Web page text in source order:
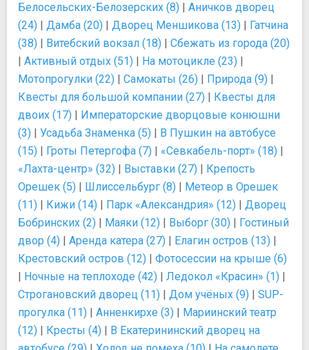
Белосельских-Белозерских (8) | Аничков дворец
(24) | Дамба (20) | Дворец Меншикова (13) | Гатчина
(38) | Витебский вокзал (18) | Сбежать из города (20)
| Активный отдых (51) | На мотоцикле (23) |
Мотопрогулки (22) | Самокаты (26) | Природа (9) |
Квесты для большой компании (27) | Квесты для
двоих (17) | Императорские дворцовые конюшни
(3) | Усадьба Знаменка (5) | В Пушкин на автобусе
(15) | Гроты Петергофа (7) | «Севкабель-порт» (18) |
«Лахта-центр» (32) | Выставки (27) | Крепость
Орешек (5) | Шлиссельбург (8) | Метеор в Орешек
(11) | Кижи (14) | Парк «Александрия» (12) | Дворец
Бобринских (2) | Маяки (12) | Выборг (30) | Гостиный
двор (4) | Аренда катера (27) | Елагин остров (13) |
Крестовский остров (12) | Фотосессии на крыше (6)
| Ночные на теплоходе (42) | Ледокол «Красин» (1) |
Строгановский дворец (11) | Дом учёных (9) | SUP-
прогулка (11) | Анненкирхе (3) | Мариинский театр
(12) | Кресты (4) | В Екатерининский дворец на